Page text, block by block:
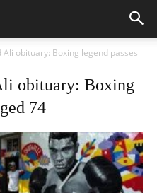
obituary: Boxing legend passes
obituary: Boxing
74